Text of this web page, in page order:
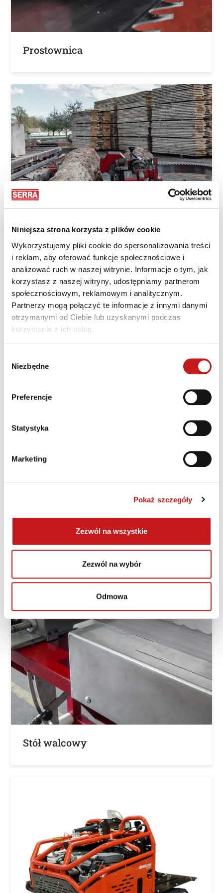
Niniejsza strona korzysta z plików cookie
Wykorzystujemy pliki cookie do spersonalizowania treści
i reklam, aby oferować funkcje społecznościowe i
analizować ruch w naszej witrynie. Informacje o tym, jak
korzystasz z naszej witryny, udostępniamy partnerom
społecznościowym, reklamowym i analitycznym.
Partnerzy mogą połączyć te informacje z innymi danymi
otrzymanymi od Ciebie lub uzyskanymi podczas
korzystania z ich usług.
zgody
Niezbędne
Preferencje
Statystyka
Marketing
Pokaż szczegóły
Zezwól na wszystkie
Zezwól na wybór
Odmowa
Prostownica
Shark 100
Stół walcowy